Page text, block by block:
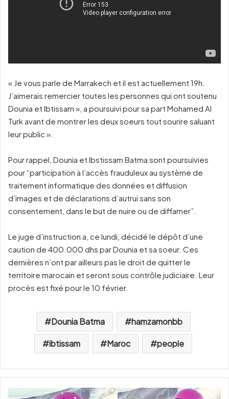
« Je vous parle de Marrakech et il est actuellement 19h.
J’aimerais remercier toutes les personnes qui ont soutenu
Dounia et Ibtissam », a poursuivi pour sa part Mohamed Al
Turk avant de montrer les deux soeurs tout sourire saluant
leur public ».
Pour rappel, Dounia et Ibstissam Batma sont poursuivies
pour “participation à l’accès frauduleux au système de
traitement informatique des données et diffusion
d’images et de déclarations d’autrui sans son
consentement, dans le but de nuire ou de diffamer”.
Le juge d’instruction a, ce lundi, décidé le dépôt d’une
caution de 400.000 dhs par Dounia et sa soeur. Ces
dernières n’ont par ailleurs pas le droit de quitter le
territoire marocain et seront sous contrôle judiciaire. Leur
procès est fixé pour le 10 février.
Dounia Batma hamzamonbb
ibtissam Maroc people